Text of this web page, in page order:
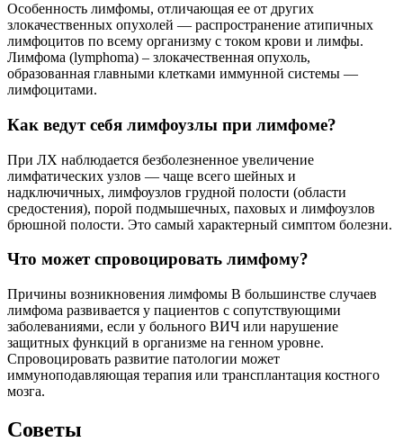
Особенность лимфомы, отличающая ее от других
злокачественных опухолей — распространение атипичных
лимфоцитов по всему организму с током крови и лимфы.
Лимфома (lymphoma) – злокачественная опухоль,
образованная главными клетками иммунной системы —
лимфоцитами.
Как ведут себя лимфоузлы при лимфоме?
При ЛХ наблюдается безболезненное увеличение
лимфатических узлов — чаще всего шейных и
надключичных, лимфоузлов грудной полости (области
средостения), порой подмышечных, паховых и лимфоузлов
брюшной полости. Это самый характерный симптом болезни.
Что может спровоцировать лимфому?
Причины возникновения лимфомы В большинстве случаев
лимфома развивается у пациентов с сопутствующими
заболеваниями, если у больного ВИЧ или нарушение
защитных функций в организме на генном уровне.
Спровоцировать развитие патологии может
иммуноподавляющая терапия или трансплантация костного
мозга.
Советы